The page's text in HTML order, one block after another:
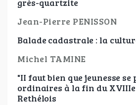
grès-quartzite
Jean-Pierre PENISSON
Balade cadastrale : la
Michel TAMINE
"II faut bien que jeunesse se
ordinaires à la fin du XVIIIe
Rethélois